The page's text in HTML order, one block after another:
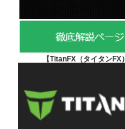
【TitanFX（タイタンFX）